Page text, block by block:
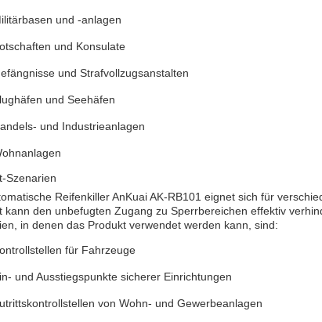
und -anlagen
und Konsulate
und Strafvollzugsanstalten
und Seehäfen
und Industrieanlagen
Szenarien
Reifenkiller AnKuai AK-RB101 eignet sich für
kann den unbefugten Zugang zu Sperrbereichen effektiv
in denen das Produkt verwendet werden kann, sind:
für Fahrzeuge
und Ausstiegspunkte sicherer Einrichtungen
von Wohn- und Gewerbeanlagen